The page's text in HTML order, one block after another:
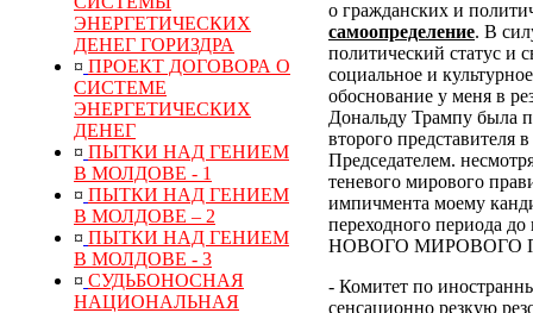
ЭНЕРГЕТИЧЕСКИХ
ДЕНЕГ ГОРИЗДРА
¤ ПРОЕКТ ДОГОВОРА О
СИСТЕМЕ
ЭНЕРГЕТИЧЕСКИХ
ДЕНЕГ
¤ ПЫТКИ НАД ГЕНИЕМ
В МОЛДОВЕ - 1
¤ ПЫТКИ НАД ГЕНИЕМ
В МОЛДОВЕ – 2
¤ ПЫТКИ НАД ГЕНИЕМ
В МОЛДОВЕ - 3
¤ СУДЬБОНОСНАЯ
НАЦИОНАЛЬНАЯ
о гражданских и
самоопределение. В
политический статус и
социальное и
обоснование у меня в
Дональду Трампу была
второго представителя
Председателем.
теневого мирового
импичмента моему
переходного
НОВОГО МИРОВОГО
- Комитет по
сенсационно резкую